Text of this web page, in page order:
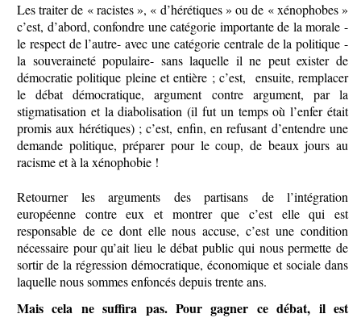
Les traiter de « racistes », « d’hérétiques » ou de « xénophobes »
c’est, d’abord, confondre une catégorie importante de la morale -
le respect de l’autre- avec une catégorie centrale de la politique -
la souveraineté populaire- sans laquelle il ne peut exister de
démocratie politique pleine et entière ; c’est, ensuite, remplacer
le débat démocratique, argument contre argument, par la
stigmatisation et la diabolisation (il fut un temps où l’enfer était
promis aux hérétiques) ; c’est, enfin, en refusant d’entendre une
demande politique, préparer pour le coup, de beaux jours au
racisme et à la xénophobie !
Retourner les arguments des partisans de l’intégration
européenne contre eux et montrer que c’est elle qui est
responsable de ce dont elle nous accuse, c’est une condition
nécessaire pour qu’ait lieu le débat public qui nous permette de
sortir de la régression démocratique, économique et sociale dans
laquelle nous sommes enfoncés depuis trente ans.
Mais cela ne suffira pas. Pour gagner ce débat, il est